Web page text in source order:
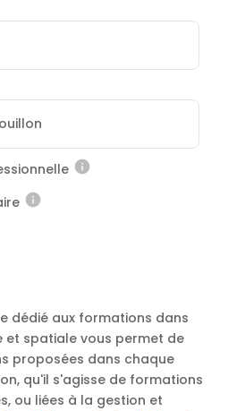
dédié aux formations dans
et spatiale vous permet de
proposées dans chaque
qu'il s'agisse de formations
ou liées à la gestion et